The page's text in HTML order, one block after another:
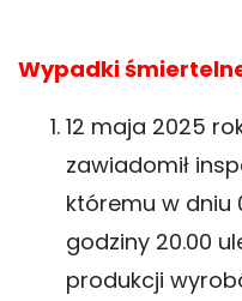
Wypadki
12 maja 2025
zawiadomił
któremu w dniu
godziny 20.00
produkcji